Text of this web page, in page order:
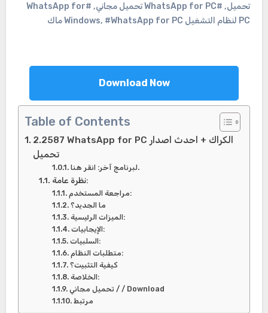
تحميل, #WhatsApp for PC تحميل مجاني ,
#WhatsApp for
PC لنظام التشغيل Windows
, #WhatsApp for PC ماك
Download Now
Table of Contents
2.2587 WhatsApp for PC الكراك + احدث اصدار
تحميل
لبرنامج آخر: انقر هنا.
نظرة عامة:
مراجعة المستخدم:
ما الجديد؟
الميزات الرئيسية:
الإيجابيات:
السلبيات:
متطلبات النظام:
كيفية التثبيت؟
الخلاصة:
تحميل مجاني / / Download
مرتبط